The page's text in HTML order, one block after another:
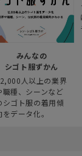
みんなの
シゴト服ずかん
人以上の業界
職種、シーンなど
シゴト服の着用傾
をデータ化。